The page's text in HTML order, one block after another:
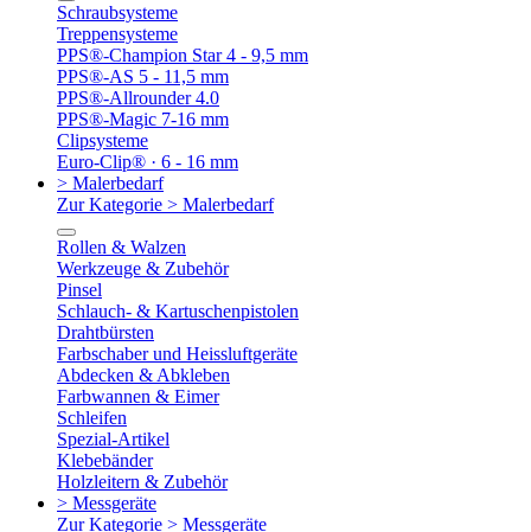
Schraubsysteme
Treppensysteme
PPS®-Champion Star 4 - 9,5 mm
PPS®-AS 5 - 11,5 mm
PPS®-Allrounder 4.0
PPS®-Magic 7-16 mm
Clipsysteme
Euro-Clip® · 6 - 16 mm
> Malerbedarf
Zur Kategorie > Malerbedarf
Rollen & Walzen
Werkzeuge & Zubehör
Pinsel
Schlauch- & Kartuschenpistolen
Drahtbürsten
Farbschaber und Heissluftgeräte
Abdecken & Abkleben
Farbwannen & Eimer
Schleifen
Spezial-Artikel
Klebebänder
Holzleitern & Zubehör
> Messgeräte
Zur Kategorie > Messgeräte